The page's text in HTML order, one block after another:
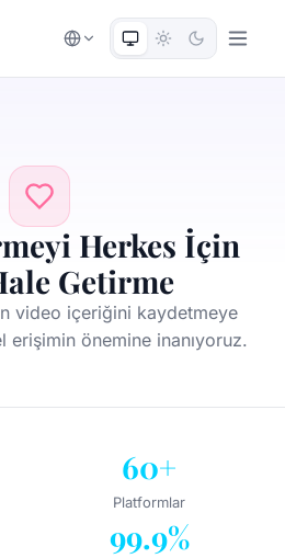
Herkes İçin
Getirme
video içeriğini kaydetmeye
erişimin önemine inanıyoruz.
60+
Platformlar
99.9%